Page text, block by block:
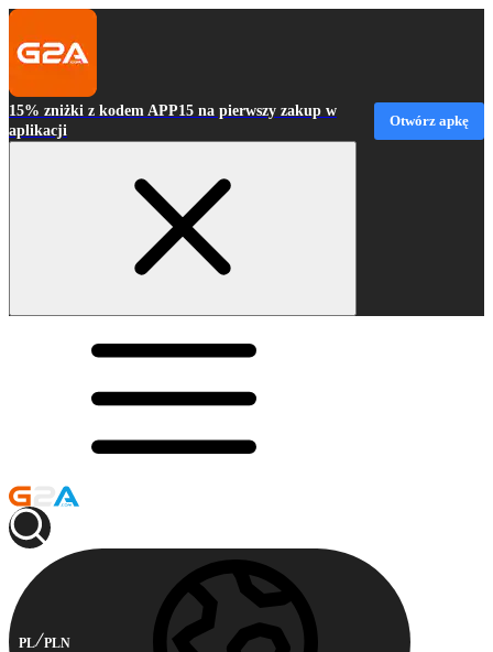
15% zniżki z kodem APP15 na pierwszy zakup w
aplikacji
Otwórz apkę
PL PLN